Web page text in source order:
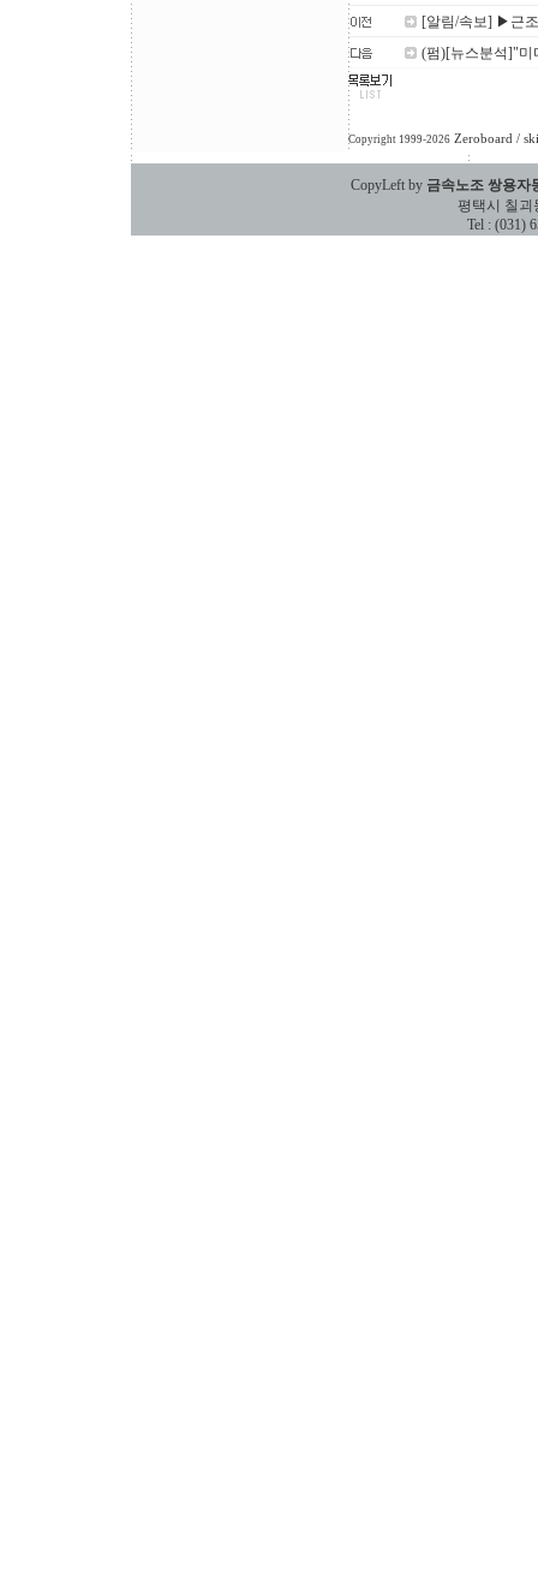
[알림/속보] ▶근
(펌)[뉴스분석]"미
Copyright 1999-2026 Zeroboard /
CopyLeft by 금속노조 쌍용자
평택시 칠괴동
Tel : (031)